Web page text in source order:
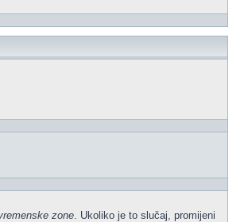
zone. Ukoliko je to slučaj, promijeni